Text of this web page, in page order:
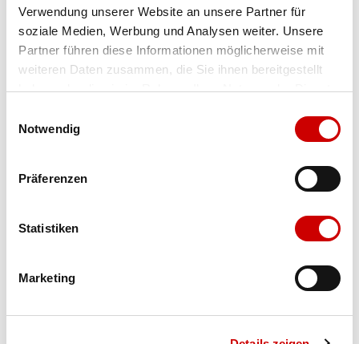
Verwendung unserer Website an unsere Partner für
soziale Medien, Werbung und Analysen weiter. Unsere
Partner führen diese Informationen möglicherweise mit
weiteren Daten zusammen, die Sie ihnen bereitgestellt
haben oder die sie im Rahmen Ihrer Nutzung der Dienste
Notwendig
Präferenzen
Statistiken
Marketing
Farbe schwarz
IN DEN WARENKORB
Bis 17:00 Uhr bestellen: morgen geliefert - ab CHF 50.00